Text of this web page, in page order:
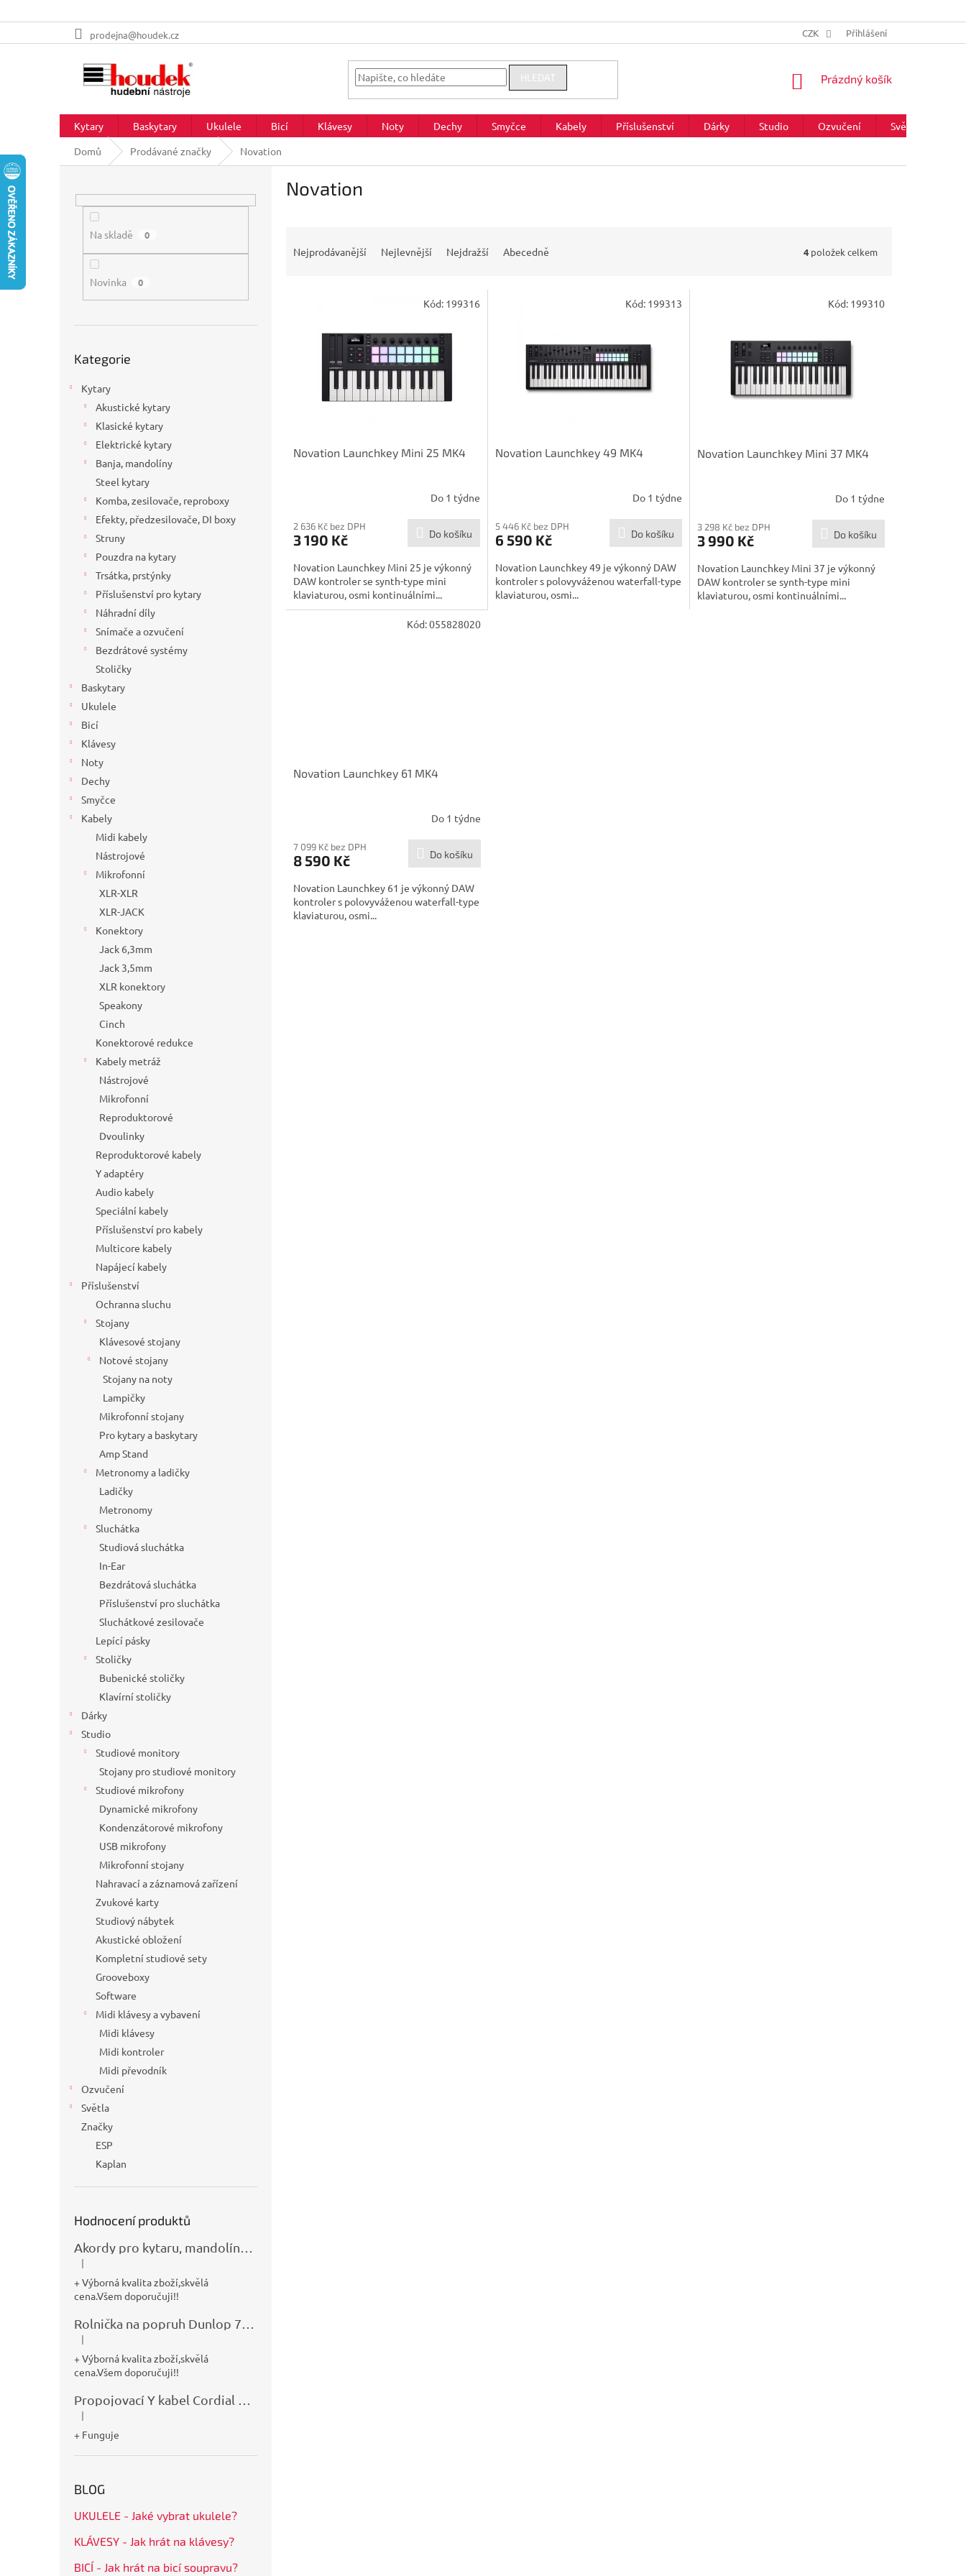
na
prodejna@houdek.cz CZK Přihlášení
HLEDAT
NÁKUPNÍ
Prázdný košík
Kytary Baskytary Ukulele Bicí Klávesy Noty Dechy Smyčce Kabely Příslušenství Dárky Studio Ozvučení Světla
Domů
Prodávané značky Novation
Na skladě 0
Novinka 0
kategorie
Kategorie
Kytary
Akustické kytary
Klasické kytary
Elektrické kytary
Banja, mandolíny
Steel kytary
Komba, zesilovače, reproboxy
Efekty, předzesilovače, DI boxy
Struny
Pouzdra na kytary
Trsátka, prstýnky
Příslušenství pro kytary
Náhradní díly
Snímače a ozvučení
Bezdrátové systémy
Stoličky
Baskytary
Ukulele
Bicí
Klávesy
Noty
Dechy
Smyčce
Kabely
Midi kabely
Nástrojové
Mikrofonní
XLR-XLR
XLR-JACK
Konektory
Jack 6,3mm
Jack 3,5mm
XLR konektory
Speakony
Cinch
Konektorové redukce
Kabely metráž
Nástrojové
Mikrofonní
Reproduktorové
Dvoulinky
Reproduktorové kabely
Y adaptéry
Audio kabely
Speciální kabely
Příslušenství pro kabely
Multicore kabely
Napájecí kabely
Příslušenství
Ochranna sluchu
Stojany
Klávesové stojany
Notové stojany
Stojany na noty
Lampičky
Mikrofonní stojany
Pro kytary a baskytary
Amp Stand
Metronomy a ladičky
Ladičky
Metronomy
Sluchátka
Studiová sluchátka
In-Ear
Bezdrátová sluchátka
Příslušenství pro sluchátka
Sluchátkové zesilovače
Lepící pásky
Stoličky
Bubenické stoličky
Klavírní stoličky
Dárky
Studio
Studiové monitory
Stojany pro studiové monitory
Studiové mikrofony
Dynamické mikrofony
Kondenzátorové mikrofony
USB mikrofony
Mikrofonní stojany
Nahravací a záznamová zařízení
Zvukové karty
Studiový nábytek
Akustické obložení
Kompletní studiové sety
Grooveboxy
Software
Midi klávesy a vybavení
Midi klávesy
Midi kontroler
Midi převodník
Ozvučení
Světla
Značky
ESP
Kaplan
Hodnocení produktů
Hodnocení produktu je 5 z 5 hvězdiček.
|
+ Výborná kvalita zboží,skvělá
cena.Všem doporučuji!!
Hodnocení produktu je 5 z 5 hvězdiček.
|
+ Výborná kvalita zboží,skvělá
cena.Všem doporučuji!!
Hodnocení produktu je 5 z 5 hvězdiček.
|
+ Funguje
BLOG
UKULELE - Jaké vybrat ukulele?
KLÁVESY - Jak hrát na klávesy?
BICÍ - Jak hrát na bicí soupravu?
Novation
Nejprodávanější Nejlevnější Nejdražší Abecedně 4 položek celkem
Novation Launchkey Mini 25 MK4
Do 1 týdne
2 636 Kč bez DPH
3 190 Kč Do košíku
Novation Launchkey Mini 25 je výkonný
DAW kontroler se synth-type mini
klaviaturou, osmi kontinuálními...
Kód: 199316
Novation Launchkey 49 MK4
Do 1 týdne
5 446 Kč bez DPH
6 590 Kč Do košíku
Novation Launchkey 49 je výkonný DAW
kontroler s polovyváženou waterfall-type
klaviaturou, osmi...
Kód: 199313
Novation Launchkey Mini 37 MK4
Do 1 týdne
3 298 Kč bez DPH
3 990 Kč Do košíku
Novation Launchkey Mini 37 je výkonný
DAW kontroler se synth-type mini
klaviaturou, osmi kontinuálními...
Kód: 199310
Novation Launchkey 61 MK4
Do 1 týdne
7 099 Kč bez DPH
8 590 Kč Do košíku
Novation Launchkey 61 je výkonný DAW
kontroler s polovyváženou waterfall-type
klaviaturou, osmi...
Kód:055828020